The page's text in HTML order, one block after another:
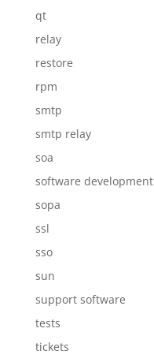
qt
relay
restore
rpm
smtp
smtp relay
soa
software development
sopa
ssl
sso
sun
support software
tests
tickets